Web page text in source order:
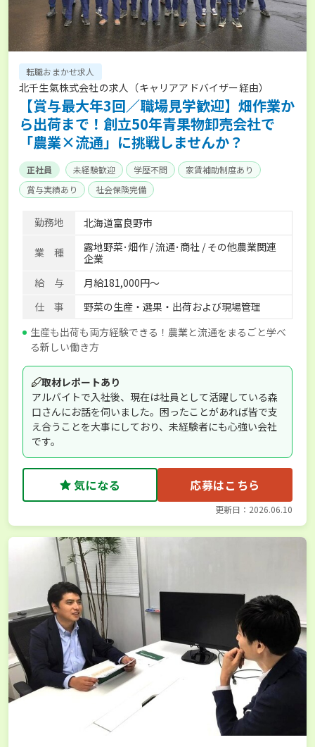
転職おまかせ求人
北千生氣株式会社の求人（キャリアアドバイザー経由）
【賞与最大年3回／職場見学歓迎】畑作業か
ら出荷まで！創立50年青果物卸売会社で
「農業×流通」に挑戦しませんか？
正社員 未経験歓迎 学歴不問
家賃補助制度あり
賞与実績あり
社会保険完備
勤務地 北海道富良野市
業 種
露地野菜･畑作 / 流通･商社 / その他農業関連
企業
給 与
月給181,000円～
仕 事
野菜の生産・選果・出荷および現場管理
生産も出荷も両方経験できる！農業と流通をまるごと学べ
る新しい働き方
取材レポートあり
アルバイトで入社後、現在は社員として活躍している森
口さんにお話を伺いました。困ったことがあれば皆で支
え合うことを大事にしており、未経験者にも心強い会社
です。
気になる 応募はこちら
更新日：2026.06.10